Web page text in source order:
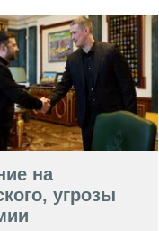
на
угрозы